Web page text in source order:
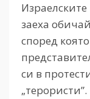
заеха
според
си в